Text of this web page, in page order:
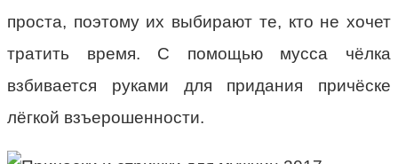
проста, поэтому их выбирают те, кто не хочет
тратить время. С помощью мусса чёлка
взбивается руками для придания причёске
лёгкой взъерошенности.